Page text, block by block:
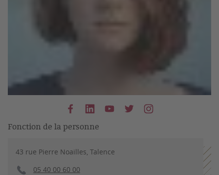
Fonction de la personne
43 rue Pierre Noailles, Talence
05 40 00 60 00